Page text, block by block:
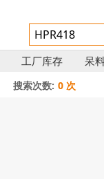
工厂库存 呆
搜索次数: 0 次